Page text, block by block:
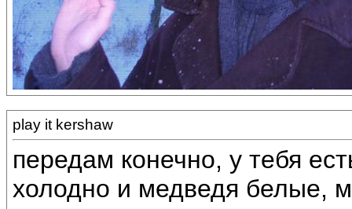
play it kershaw
передам конечно, у тебя
холодно и медведя белые,